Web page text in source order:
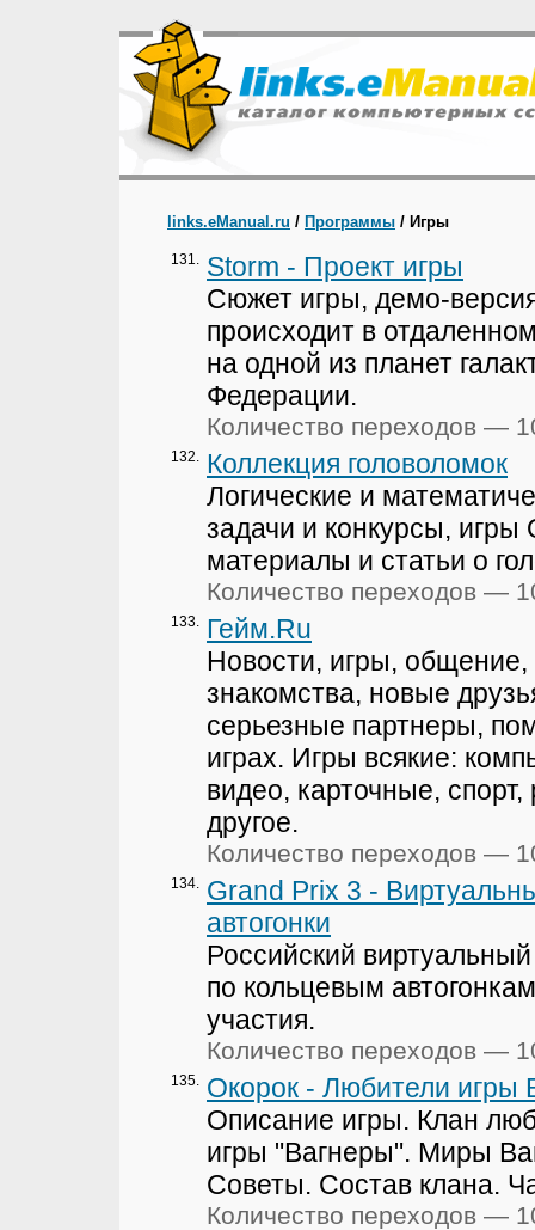
links.eManual.ru / Программы / Игры
131.
Storm - Проект игры
Сюжет игры, демо-
происходит в
на одной из планет
Федерации.
Количество переходов —
132.
Коллекция головоломок
Логические и
задачи и конкурсы, игры
материалы и статьи о
Количество переходов —
133.
Гейм.Ru
Новости, игры, общение,
знакомства, новые
серьезные партнеры,
играх. Игры всякие:
видео, карточные, спорт,
другое.
Количество переходов —
134.
Grand Prix 3 -
автогонки
Российский
по кольцевым
участия.
Количество переходов —
135.
Окорок - Любители игры
Описание игры. Клан
игры "Вагнеры". Миры
Советы. Состав клана.
Количество переходов —